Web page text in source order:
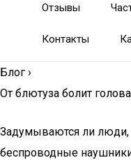
Отзывы
Контакты
Блог ›
От блютуза болит голова
Задумываются ли люди,
беспроводные